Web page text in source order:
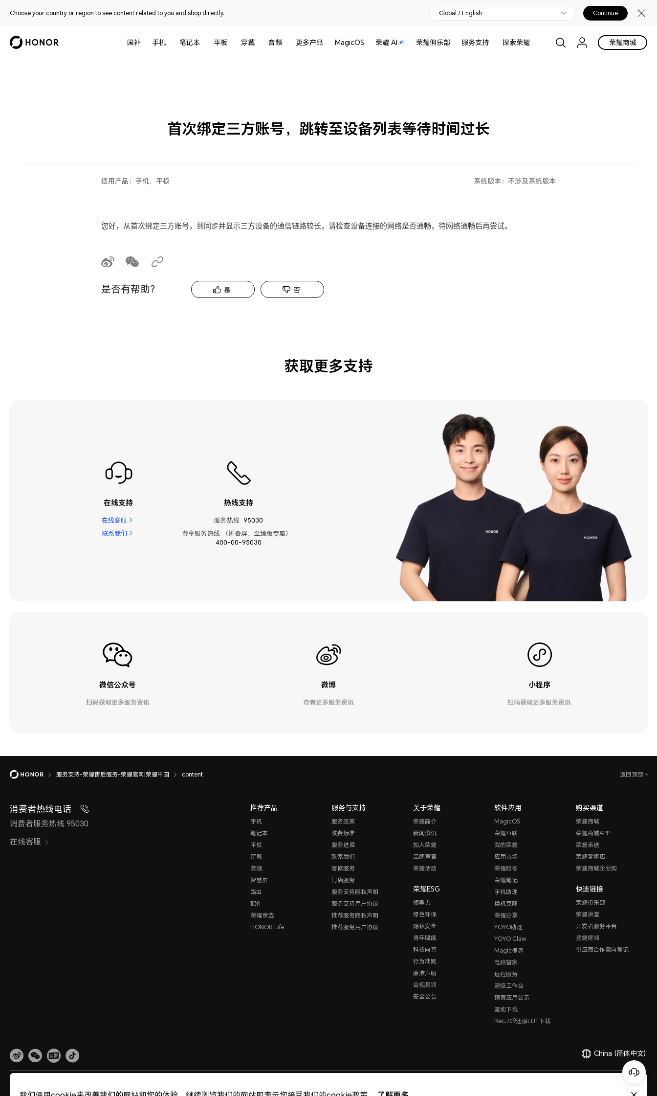
Choose your country or region to see content related to you and shop directly. Global / English Continue
国补 手机 笔记本 平板 穿戴 音频 更多产品 MagicOS 荣耀 AI 荣耀俱乐部 服务支持 探索荣耀 荣耀商城
首次绑定三方账号，跳转至设备列表等待时间过长
适用产品： 手机，平板 系统版本： 不涉及系统版本
您好，从首次绑定三方账号，到同步并显示三方设备的通信链路较长，请检查设备连接的网络是否通畅，待网络通畅后再尝试。
是否有帮助？ 是 否
获取更多支持
在线支持
在线客服
联系我们
热线支持
服务热线 95030
尊享服务热线 （折叠屏、至臻版专属）
400-00-95030
微信公众号
扫码获取更多服务资讯
微博
查看更多服务资讯
小程序
扫码获取更多服务资讯
服务支持-荣耀售后服务-荣耀官网|荣耀中国 content 返回顶部
消费者热线电话
消费者服务热线 95030
在线客服
推荐产品
手机
笔记本
平板
穿戴
音频
智慧屏
路由
配件
荣耀亲选
HONOR Life
服务与支持
服务政策
收费标准
服务进度
联系我们
寄修服务
门店服务
服务支持隐私声明
服务支持用户协议
推荐服务隐私声明
推荐服务用户协议
关于荣耀
荣耀简介
新闻资讯
加入荣耀
品牌声音
荣耀活动
荣耀ESG
领导力
绿色环保
隐私安全
青年赋能
科技向善
行为准则
廉洁声明
合规基调
安全公告
软件应用
MagicOS
荣耀互联
我的荣耀
应用市场
荣耀账号
荣耀笔记
手机助理
换机克隆
荣耀分享
YOYO助理
YOYO Claw
Magic视界
电脑管家
远程服务
超级工作台
预置应用公示
驱动下载
Rec.709还原LUT下载
购买渠道
荣耀商城
荣耀商城APP
荣耀亲选
荣耀零售店
荣耀商城企业购
快速链接
荣耀俱乐部
荣耀讲堂
开发者服务平台
星耀终端
供应商合作意向登记
China (简体中文)
版权所有 © 荣耀终端股份有限公司 2020-2026 保留一切权利。
粤ICP备20047157号